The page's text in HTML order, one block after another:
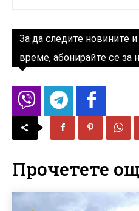
За да следите новините
време, абонирайте се за
Прочетете